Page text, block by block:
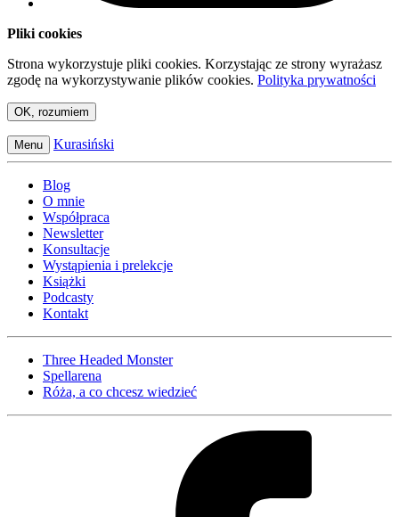
Pliki cookies
Strona wykorzystuje pliki cookies. Korzystając ze strony wyrażasz
zgodę na wykorzystywanie plików cookies. Polityka prywatności
OK, rozumiem
Menu Kurasiński
Blog
O mnie
Współpraca
Newsletter
Konsultacje
Wystąpienia i prelekcje
Książki
Podcasty
Kontakt
Three Headed Monster
Spellarena
Róża, a co chcesz wiedzieć